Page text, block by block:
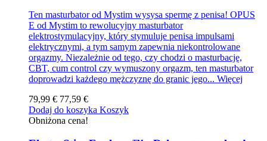
Ten masturbator od Mystim wysysa spermę z penisa! OPUS
E od Mystim to rewolucyjny masturbator
elektrostymulacyjny, który stymuluje penisa impulsami
elektrycznymi, a tym samym zapewnia niekontrolowane
orgazmy. Niezależnie od tego, czy chodzi o masturbację,
CBT, cum control czy wymuszony orgazm, ten masturbator
doprowadzi każdego mężczyznę do granic jego... Więcej
79,99 € 77,59 €
Dodaj do koszyka Koszyk
Obniżona cena!